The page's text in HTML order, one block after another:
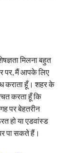
मिलना बहुत
पर, मैं आपके लिए
कराता हूँ। शहर के
करता हूँ कि
पर बेहतरीन
हो या एडवांस्ड
पा सकते हैं।